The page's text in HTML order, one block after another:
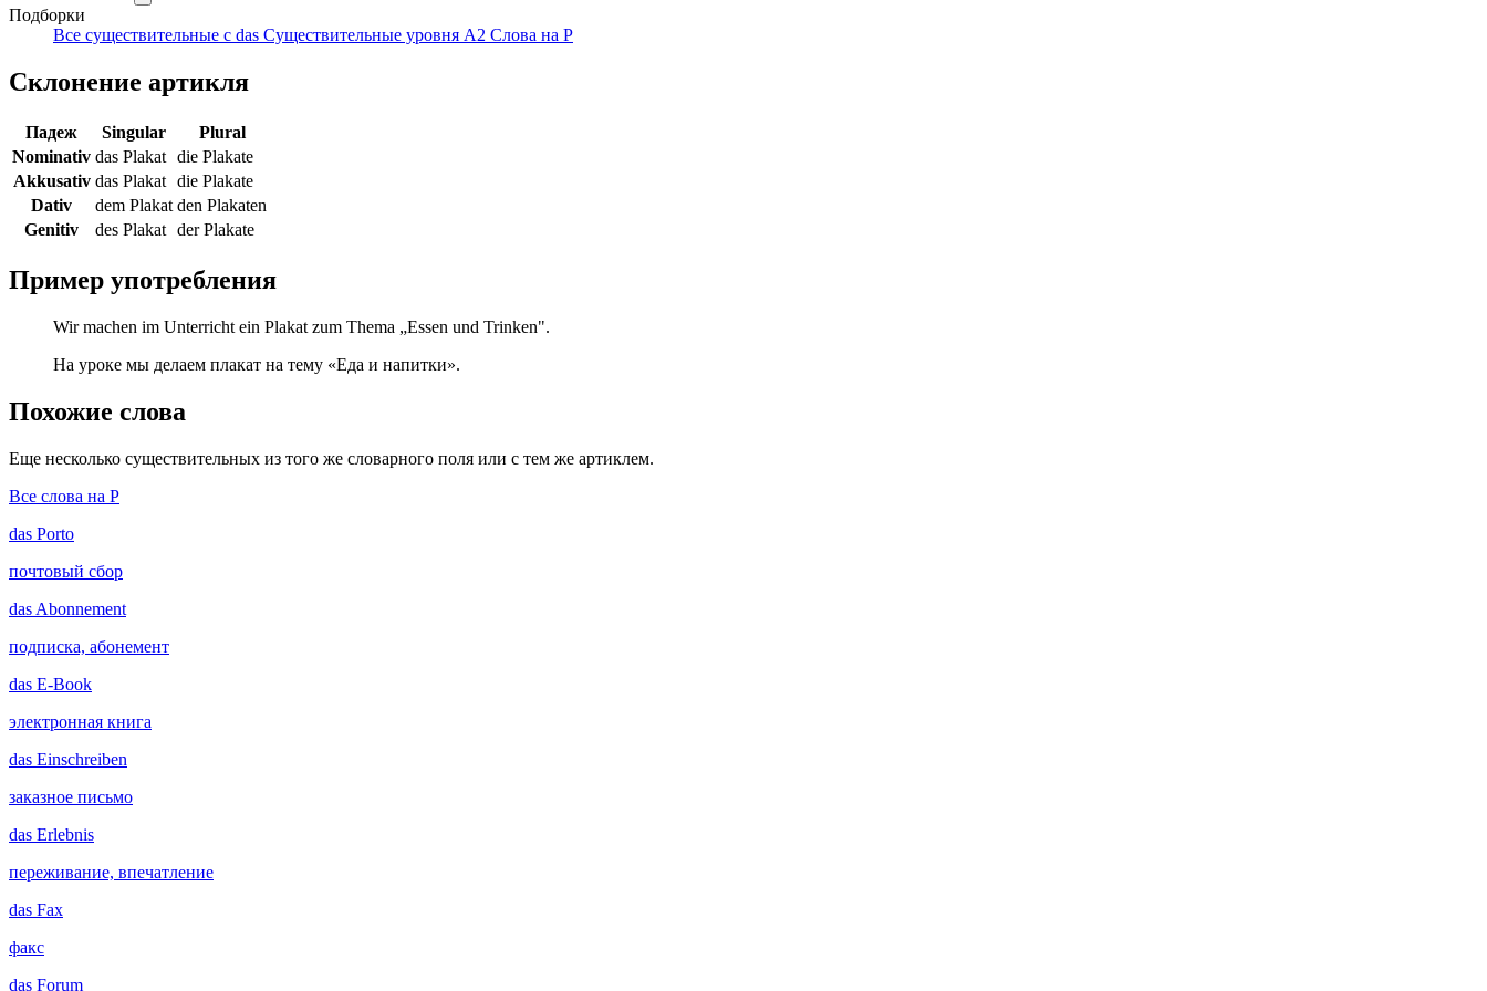
Подборки
Все существительные с das Существительные уровня A2 Слова на P
Склонение артикля
Падеж Singular
Plural
Nominativ das Plakat die Plakate
Akkusativ das Plakat die Plakate
Dativ
dem Plakat den Plakaten
Genitiv
des Plakat der Plakate
Пример употребления
Wir machen im Unterricht ein Plakat zum Thema „Essen und Trinken".
На уроке мы делаем плакат на тему «Еда и напитки».
Похожие слова
Еще несколько существительных из того же словарного поля или с тем же артиклем.
Все слова на P
das Porto
почтовый сбор
das Abonnement
подписка, абонемент
das E-Book
электронная книга
das Einschreiben
заказное письмо
das Erlebnis
переживание, впечатление
das Fax
факс
das Forum